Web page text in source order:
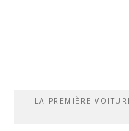
LA PREMIÈRE